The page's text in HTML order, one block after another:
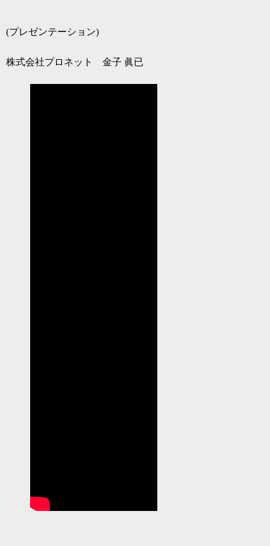
(プレゼンテーション)
株式会社プロネット 金子 眞已